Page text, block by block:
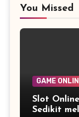
You Missed
GAME
Slot
Sedikit